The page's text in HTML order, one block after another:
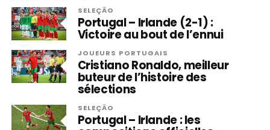
SELEÇÃO
Portugal – Irlande (2-1) :
Victoire au bout de l’ennui
JOUEURS PORTUGAIS
Cristiano Ronaldo, meilleur
buteur de l’histoire des
sélections
SELEÇÃO
Portugal – Irlande : les